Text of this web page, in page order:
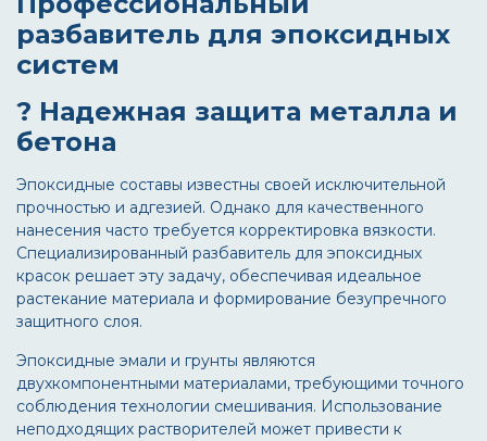
разбавитель для эпоксидных
систем
?️ Надежная защита металла и
бетона
Эпоксидные составы известны своей исключительной
прочностью и адгезией. Однако для качественного
нанесения часто требуется корректировка вязкости.
Специализированный разбавитель для эпоксидных
красок решает эту задачу, обеспечивая идеальное
растекание материала и формирование безупречного
защитного слоя.
Эпоксидные эмали и грунты являются
двухкомпонентными материалами, требующими точного
соблюдения технологии смешивания. Использование
неподходящих растворителей может привести к